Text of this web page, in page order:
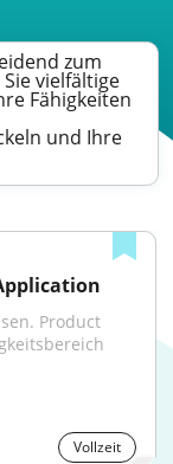
zum
vielfältige
Fähigkeiten
und Ihre
Vollzeit